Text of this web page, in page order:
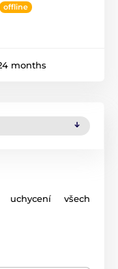
offline
months
uchycení
všech